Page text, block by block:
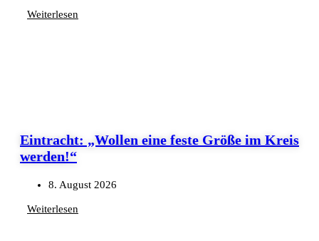
Weiterlesen
Eintracht: „Wollen eine feste Größe im Kreis
werden!“
8. August 2026
Weiterlesen